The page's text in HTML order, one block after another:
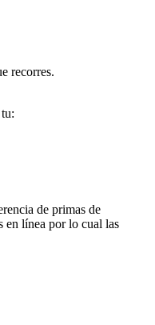
recorres.
de primas de
en línea por lo cual las